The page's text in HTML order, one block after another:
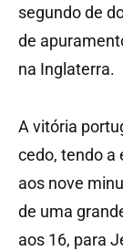
segundo de
de
na Inglaterra.
A vitória
cedo, tendo a
aos nove
de uma
aos 16, para